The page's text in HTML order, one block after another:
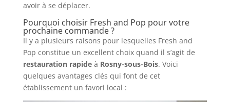
avoir à se déplacer.
Pourquoi choisir Fresh and Pop pour votre
prochaine commande ?
Il y a plusieurs raisons pour lesquelles Fresh and
Pop constitue un excellent choix quand il s’agit de
restauration rapideà Rosny-sous-Bois. Voici
quelques avantages clés qui font de cet
établissement un favori local :